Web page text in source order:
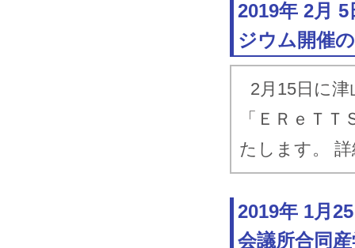
2019年 2月
ジウム開催
2月15日に
「ＥＲｅＴ
たします。
2019年 1月
会議所合同